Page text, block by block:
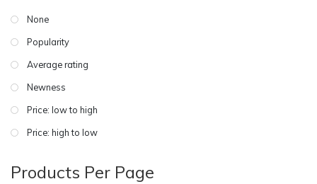
None
Popularity
Average rating
Newness
Price: low to high
Price: high to low
Products Per Page